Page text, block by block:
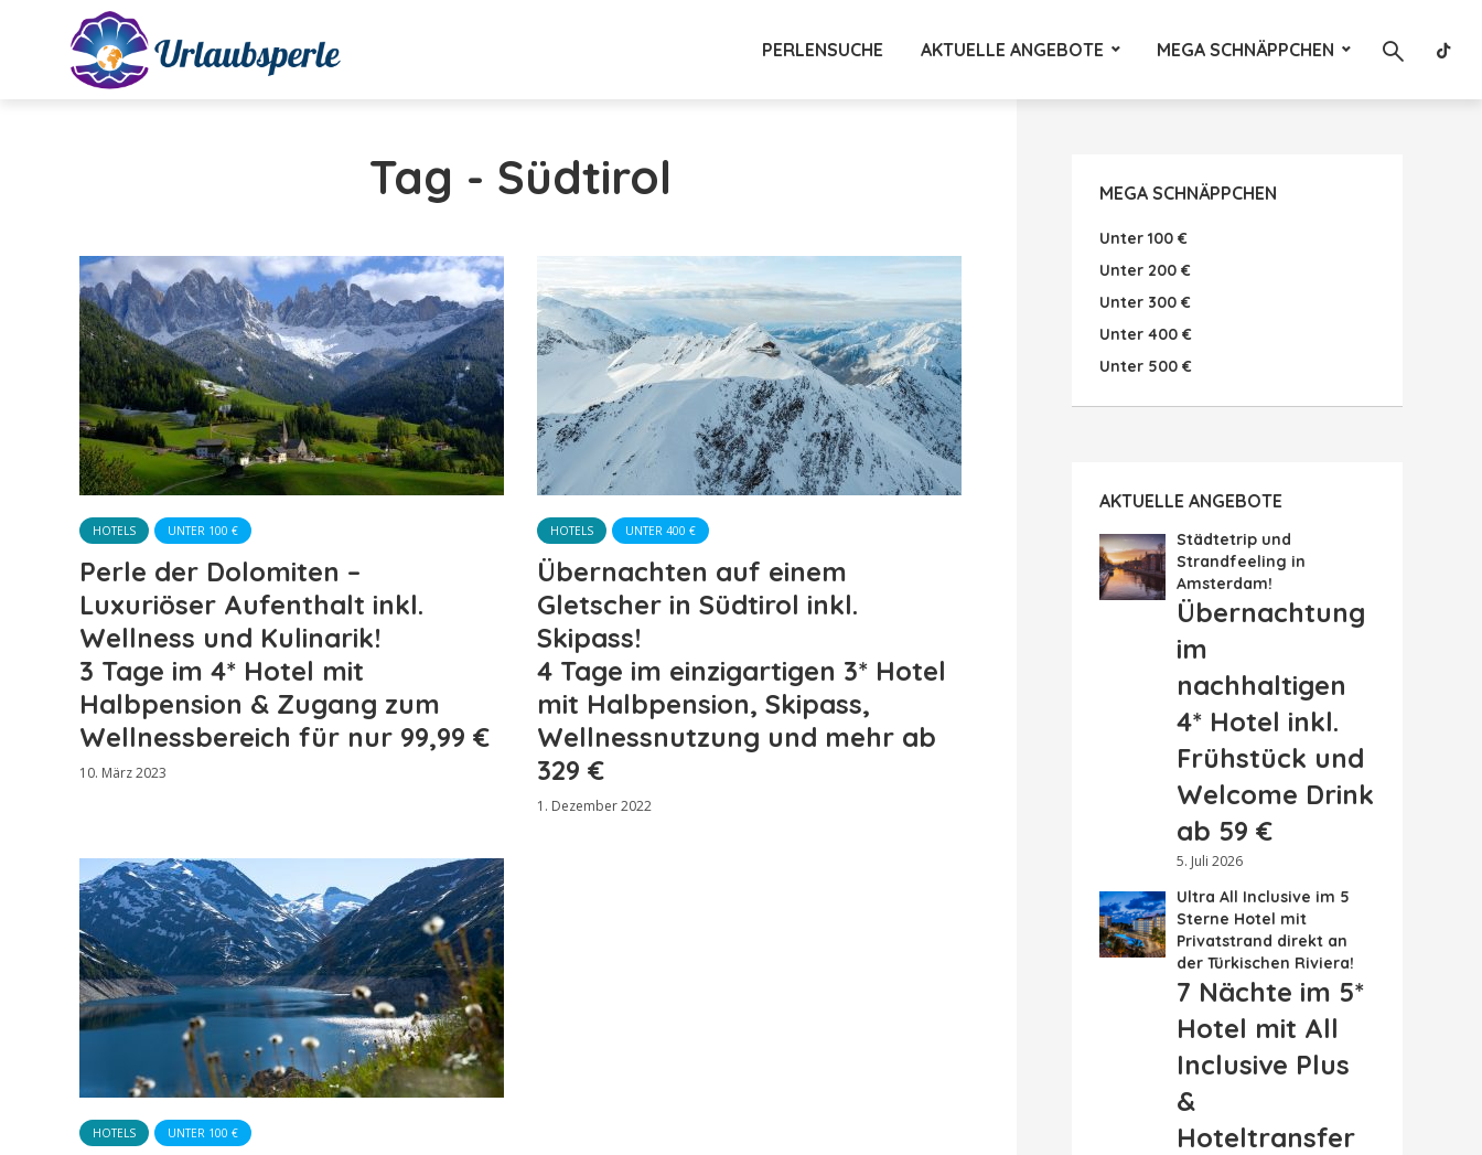
PERLENSUCHE AKTUELLE ANGEBOTE MEGA SCHNÄPPCHEN
Tag - Südtirol
HOTELS UNTER 100 €
Perle der Dolomiten –
Luxuriöser Aufenthalt inkl.
Wellness und Kulinarik!
3 Tage im 4* Hotel mit
Halbpension & Zugang zum
Wellnessbereich für nur 99,99 €
10. März 2023
HOTELS UNTER 400 €
Übernachten auf einem
Gletscher in Südtirol inkl.
Skipass!
4 Tage im einzigartigen 3* Hotel
mit Halbpension, Skipass,
Wellnessnutzung und mehr ab
329 €
1. Dezember 2022
HOTELS UNTER 100 €
MEGA SCHNÄPPCHEN
Unter 100 €
Unter 200 €
Unter 300 €
Unter 400 €
Unter 500 €
AKTUELLE ANGEBOTE
Städtetrip und
Strandfeeling in
Amsterdam!
Übernachtung
im
nachhaltigen
4* Hotel inkl.
Frühstück und
Welcome Drink
ab 59 €
5. Juli 2026
Ultra All Inclusive im 5
Sterne Hotel mit
Privatstrand direkt an
der Türkischen Riviera!
7 Nächte im 5*
Hotel mit All
Inclusive Plus
&
Hoteltransfer